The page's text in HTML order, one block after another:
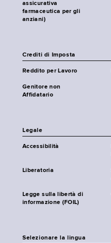
assicurativa
farmaceutica per gli
anziani)
Crediti di Imposta
Reddito per Lavoro
Genitore non
Affidatario
Legale
Accessibilità
Liberatoria
Legge sulla libertà di
informazione (FOIL)
Selezionare la lingua